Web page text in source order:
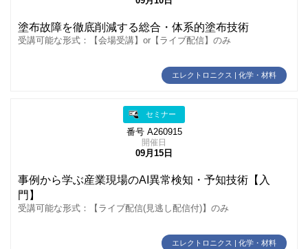
塗布故障を徹底削減する総合・体系的塗布技術
受講可能な形式：【会場受講】or【ライブ配信】のみ
エレクトロニクス | 化学・材料
セミナー
番号 A260915
開催日
09月15日
事例から学ぶ産業現場のAI異常検知・予知技術【入
門】
受講可能な形式：【ライブ配信(見逃し配信付)】のみ
エレクトロニクス | 化学・材料